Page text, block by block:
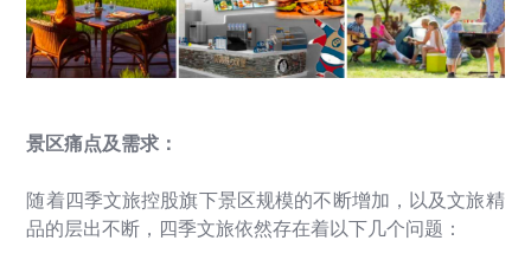
景区痛点及需求：
随着四季文旅控股旗下景区规模的不断增加，以及文旅精
品的层出不断，四季文旅依然存在着以下几个问题：